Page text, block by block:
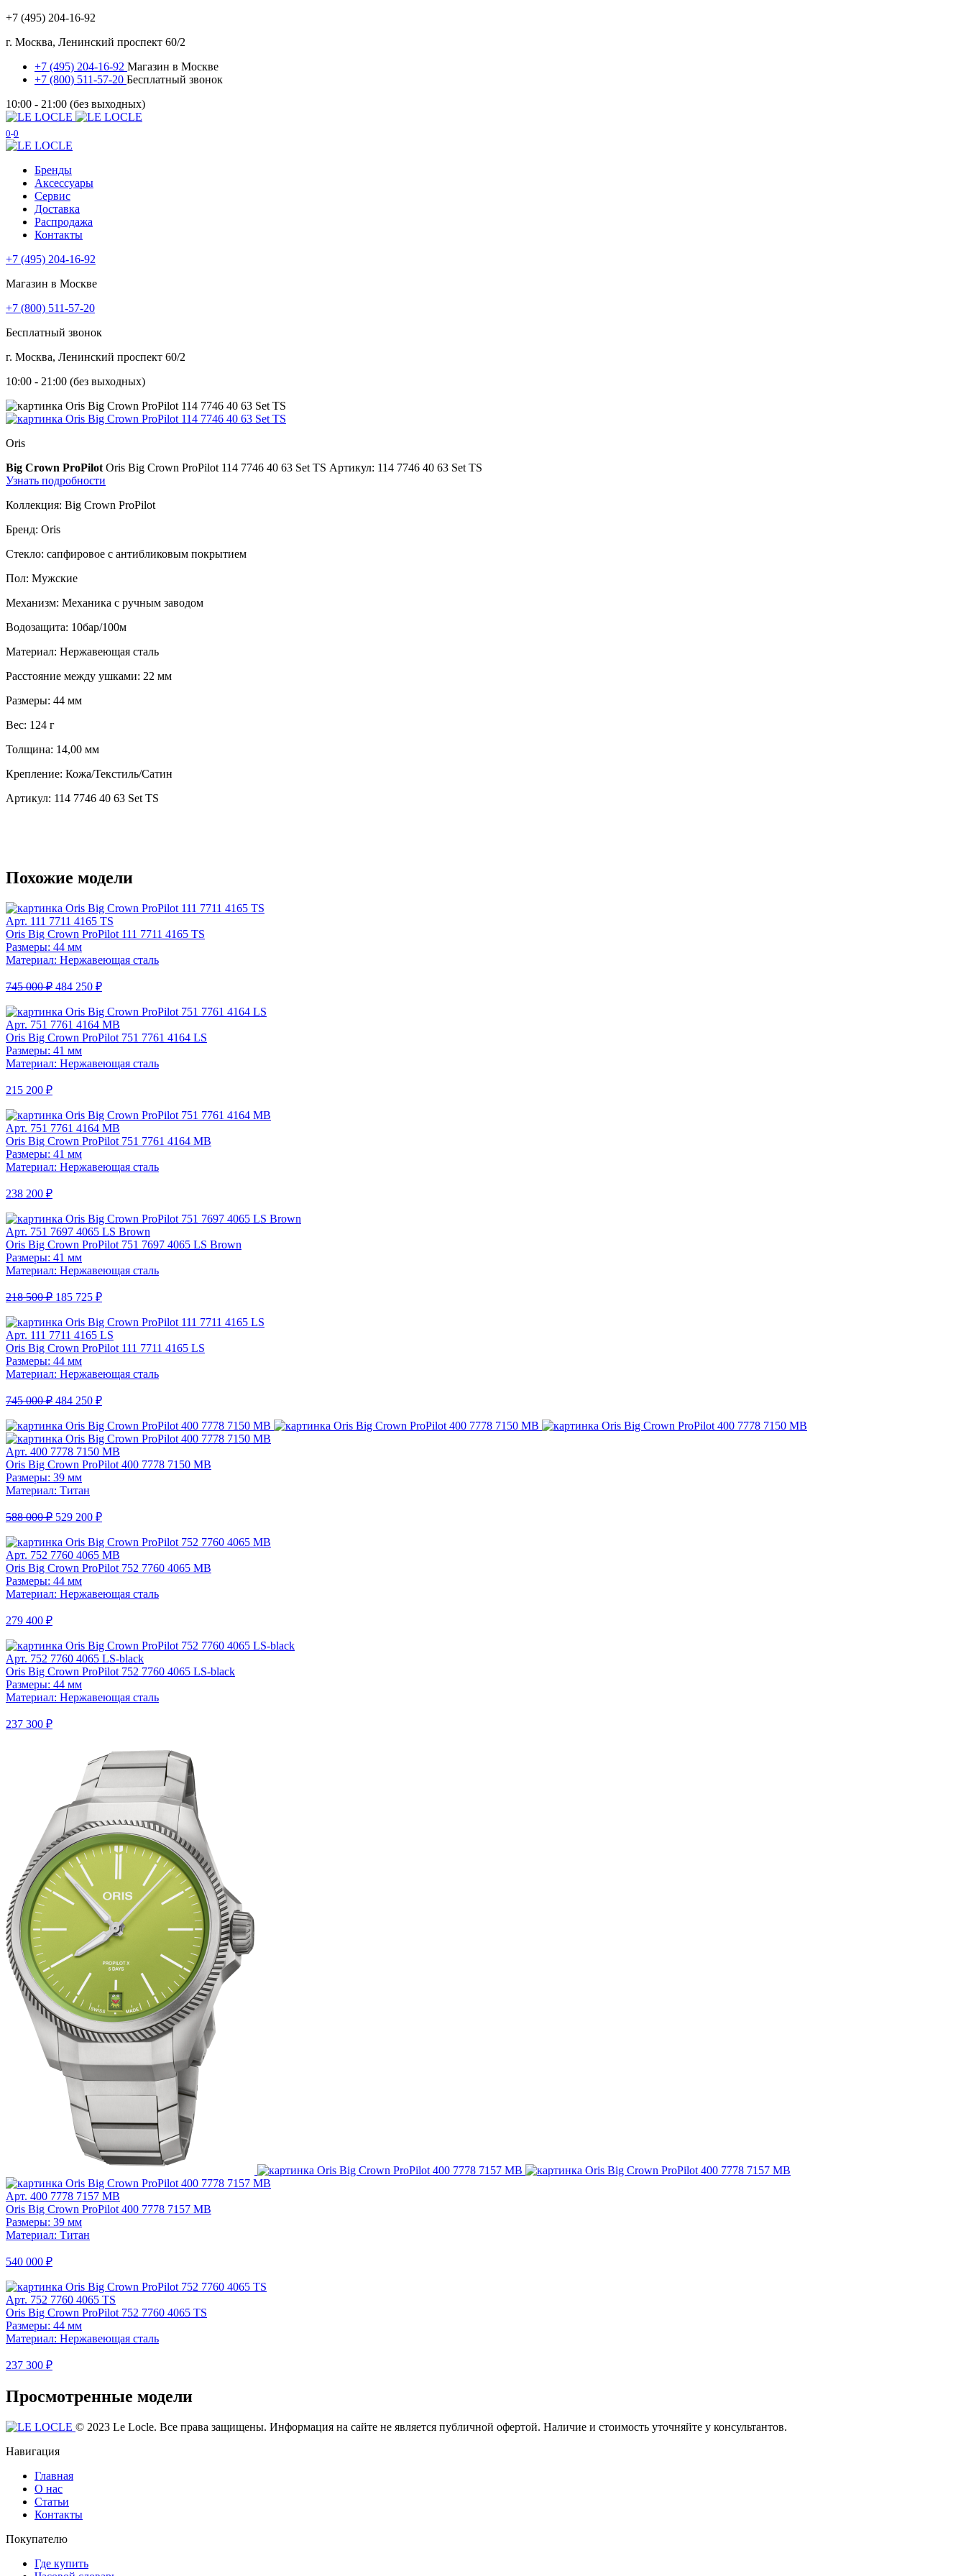
+7 (495) 204-16-92
г. Москва, Ленинский проспект 60/2
+7 (495) 204-16-92 Магазин в Москве
+7 (800) 511-57-20 Бесплатный звонок
10:00 - 21:00 (без выходных)
0 0
Бренды
Аксессуары
Сервис
Доставка
Распродажа
Контакты
+7 (495) 204-16-92
Магазин в Москве
+7 (800) 511-57-20
Бесплатный звонок
г. Москва, Ленинский проспект 60/2
10:00 - 21:00 (без выходных)
Oris
Big Crown ProPilot Oris Big Crown ProPilot 114 7746 40 63 Set TS Артикул: 114 7746 40 63 Set TS
Узнать подробности
Коллекция: Big Crown ProPilot
Бренд: Oris
Стекло: сапфировое с антибликовым покрытием
Пол: Мужские
Механизм: Механика с ручным заводом
Водозащита: 10бар/100м
Материал: Нержавеющая сталь
Расстояние между ушками: 22 мм
Размеры: 44 мм
Вес: 124 г
Толщина: 14,00 мм
Крепление: Кожа/Текстиль/Сатин
Артикул: 114 7746 40 63 Set TS
Похожие модели
Арт. 111 7711 4165 TS
Oris Big Crown ProPilot 111 7711 4165 TS
Размеры: 44 мм
Материал: Нержавеющая сталь
745 000 ₽ 484 250 ₽
Арт. 751 7761 4164 MB
Oris Big Crown ProPilot 751 7761 4164 LS
Размеры: 41 мм
Материал: Нержавеющая сталь
215 200 ₽
Арт. 751 7761 4164 MB
Oris Big Crown ProPilot 751 7761 4164 MB
Размеры: 41 мм
Материал: Нержавеющая сталь
238 200 ₽
Арт. 751 7697 4065 LS Brown
Oris Big Crown ProPilot 751 7697 4065 LS Brown
Размеры: 41 мм
Материал: Нержавеющая сталь
218 500 ₽ 185 725 ₽
Арт. 111 7711 4165 LS
Oris Big Crown ProPilot 111 7711 4165 LS
Размеры: 44 мм
Материал: Нержавеющая сталь
745 000 ₽ 484 250 ₽
Арт. 400 7778 7150 MB
Oris Big Crown ProPilot 400 7778 7150 MB
Размеры: 39 мм
Материал: Титан
588 000 ₽ 529 200 ₽
Арт. 752 7760 4065 MB
Oris Big Crown ProPilot 752 7760 4065 MB
Размеры: 44 мм
Материал: Нержавеющая сталь
279 400 ₽
Арт. 752 7760 4065 LS-black
Oris Big Crown ProPilot 752 7760 4065 LS-black
Размеры: 44 мм
Материал: Нержавеющая сталь
237 300 ₽
Арт. 400 7778 7157 MB
Oris Big Crown ProPilot 400 7778 7157 MB
Размеры: 39 мм
Материал: Титан
540 000 ₽
Арт. 752 7760 4065 TS
Oris Big Crown ProPilot 752 7760 4065 TS
Размеры: 44 мм
Материал: Нержавеющая сталь
237 300 ₽
Просмотренные модели
© 2023 Le Locle. Все права защищены. Информация на сайте не является публичной офертой. Наличие и стоимость уточняйте у консультантов.
Навигация
Главная
О нас
Статьи
Контакты
Покупателю
Где купить